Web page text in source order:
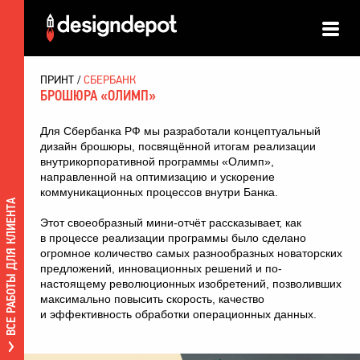
ВСЕ РАБОТЫ ДЛЯ КЛИЕНТА
ПРИНТ СБЕРБАНК
БРОШЮРА «ОЛИМП»
Для Сбербанка РФ мы разработали концептуальный
дизайн брошюры, посвящённой итогам реализации
внутрикорпоративной программы «Олимп»,
направленной на оптимизацию и ускорение
коммуникационных процессов внутри Банка.
Этот своеобразный мини-отчёт рассказывает, как
в процессе реализации программы было сделано
огромное количество самых разнообразных новаторских
предложений, инновационных решений и по-
настоящему революционных изобретений, позволивших
максимально повысить скорость, качество
и эффективность обработки операционных данных.